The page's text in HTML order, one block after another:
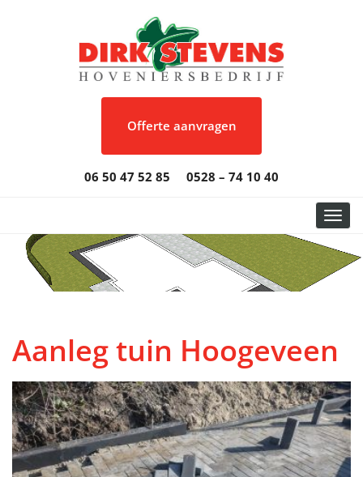
Offerte aanvragen
06 50 47 52 85 0528 – 74 10 40
Aanleg tuin Hoogeveen